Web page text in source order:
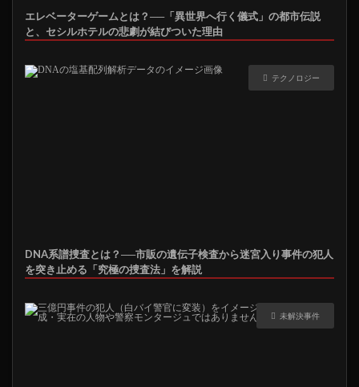
エレベーターゲームとは？──「異世界へ行く儀式」の都市伝説
と、セシルホテルの悲劇が結びついた理由
テクノロジー
DNA系譜捜査とは？──市販の遺伝子検査から迷宮入り事件の犯人
を突き止める「究極の捜査法」を解説
未解決事件